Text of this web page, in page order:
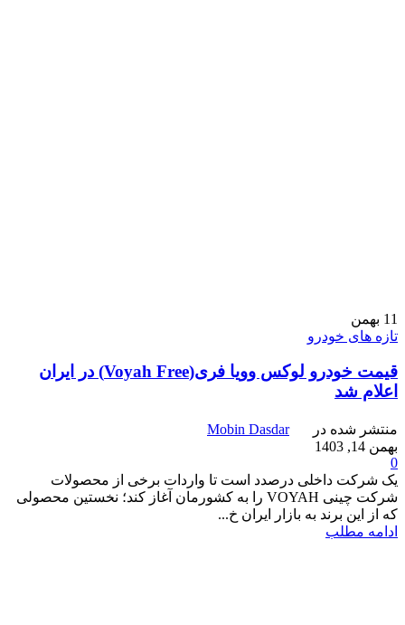
11 بهمن
تازه های خودرو
قیمت خودرو لوکس وویا فری(Voyah Free) در ایران
اعلام شد
منتشر شده در
Mobin Dasdar
بهمن 14, 1403
0
یک شرکت داخلی درصدد است تا واردات برخی از محصولات
شرکت چینی VOYAH را به کشورمان آغاز کند؛ نخستین محصولی
که از این برند به بازار ایران خ...
ادامه مطلب